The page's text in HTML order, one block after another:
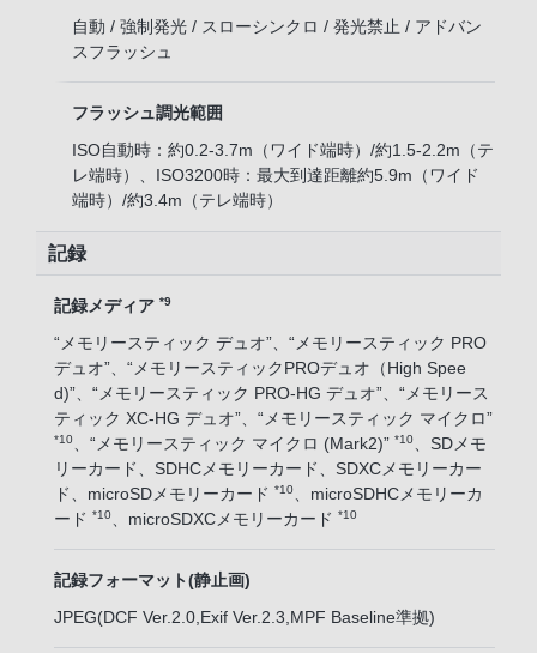
自動 / 強制発光 / スローシンクロ / 発光禁止 / アドバン
スフラッシュ
フラッシュ調光範囲
ISO自動時：約0.2-3.7m（ワイド端時）/約1.5-2.2m（テ
レ端時）、ISO3200時：最大到達距離約5.9m（ワイド
端時）/約3.4m（テレ端時）
記録
記録メディア *9
“メモリースティック デュオ”、“メモリースティック PRO
デュオ”、“メモリースティックPROデュオ（High Spee
d)”、“メモリースティック PRO-HG デュオ”、“メモリース
ティック XC-HG デュオ”、“メモリースティック マイクロ”
*10、“メモリースティック マイクロ (Mark2)” *10、SDメモ
リーカード、SDHCメモリーカード、SDXCメモリーカー
ド、microSDメモリーカード *10、microSDHCメモリーカ
ード *10、microSDXCメモリーカード *10
記録フォーマット(静止画)
JPEG(DCF Ver.2.0,Exif Ver.2.3,MPF Baseline準拠)